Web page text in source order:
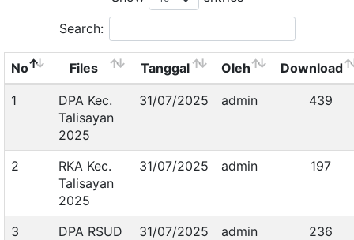
Search:
No Files Tanggal Oleh Download
1
DPA Kec.
Talisayan
2025
31/07/2025 admin 439
2
RKA Kec.
Talisayan
2025
31/07/2025 admin 197
3
DPA RSUD
31/07/2025 admin 236